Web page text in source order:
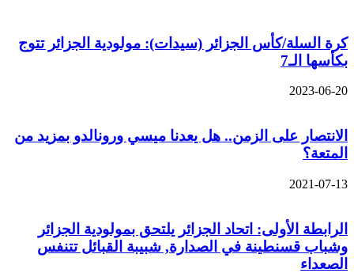
كرة السلة/كأس الجزائر (سيدات): مولودية الجزائر تتوج
بكأسها الـ7
2023-06-20
الانتصار على الزمن.. هل يعدنا ميسي ورونالدو بمزيد من
المتعة؟
2021-07-13
الرابطة الأولى: اتحاد الجزائر يلتحق بمولودية الجزائر
وشباب قسنطينة في الصدارة, شبيبة القبائل تتنفس
الصعداء